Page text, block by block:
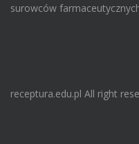
surowców
receptura.edu.pl All right